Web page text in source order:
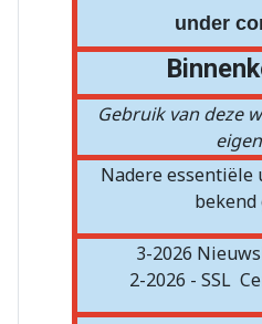
under
Gebruik van deze
Nadere essentiële
bekend
3-2026
2-2026 - SSL